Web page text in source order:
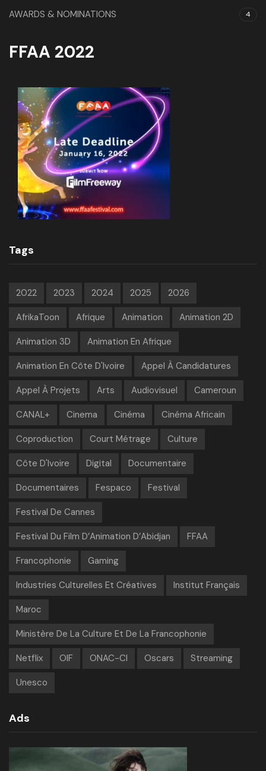
AWARDS & NOMINATIONS 4
FFAA 2022
Tags
2022 2023 2024 2025 2026
AfrikaToon Afrique Animation Animation 2D
Animation 3D Animation En Afrique
Animation En Côte D'Ivoire Appel À Candidatures
Appel À Projets Arts Audiovisuel Cameroun
CANAL+ Cinema Cinéma Cinéma Africain
Coproduction Court Métrage Culture
Côte D'Ivoire Digital Documentaire
Documentaires Fespaco Festival
Festival De Cannes
Festival Du Film D’Animation D’Abidjan FFAA
Francophonie Gaming
Industries Culturelles Et Créatives Institut Français
Maroc
Ministère De La Culture Et De La Francophonie
Netflix OIF ONAC-CI Oscars Streaming
Unesco
Ads